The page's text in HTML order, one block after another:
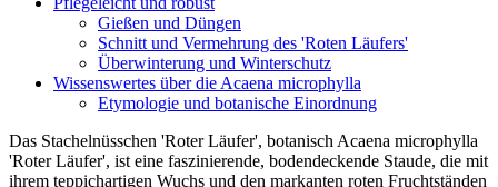
Gießen und Düngen
Schnitt und Vermehrung des 'Roten Läufers'
Überwinterung und Winterschutz
Wissenswertes über die Acaena microphylla
Etymologie und botanische Einordnung
Das Stachelnüsschen 'Roter Läufer', botanisch Acaena microphylla
'Roter Läufer', ist eine faszinierende, bodendeckende Staude, die mit
ihrem teppichartigen Wuchs und den markanten roten Fruchtständen